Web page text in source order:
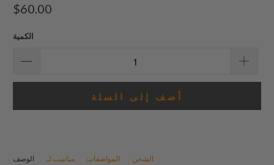
$60.00
الكمية
أضف إلى السلة
الوصف مناسب لـ المواصفات الشحن